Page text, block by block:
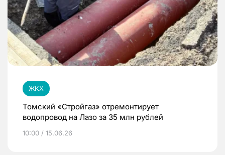
ЖКХ
Томский «Стройгаз» отремонтирует
водопровод на Лазо за 35 млн рублей
10:00 / 15.06.26